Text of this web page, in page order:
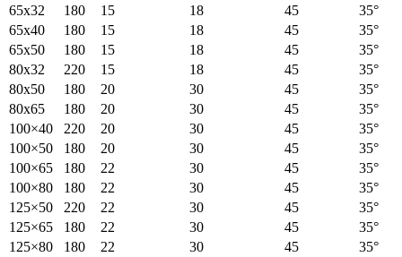
65x32 180 15 18 45
35°
65x40
180 15 18 45
35°
65x50
180 15 18 45
35°
80x32
220 15 18 45
35°
80x50
180 20 30 45
35°
80x65
180 20 30 45
35°
100×40
220 20 30 45
35°
100×50
180 20 30 45
35°
100×65
180 22 30 45
35°
100×80
180 22 30 45
35°
125×50
220 22 30 45
35°
125×65
180 22 30 45
35°
125×80
180 22 30 45
35°